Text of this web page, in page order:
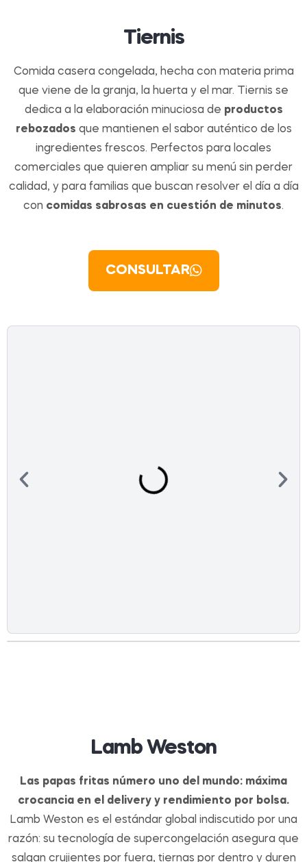
Tiernis
Comida casera congelada, hecha con materia prima
que viene de la granja, la huerta y el mar. Tiernis se
dedica a la elaboración minuciosa de productos
rebozados que mantienen el sabor auténtico de los
ingredientes frescos. Perfectos para locales
comerciales que quieren ampliar su menú sin perder
calidad, y para familias que buscan resolver el día a día
con comidas sabrosas en cuestión de minutos.
CONSULTAR
Lamb Weston
Las papas fritas número uno del mundo: máxima
crocancia en el delivery y rendimiento por bolsa.
Lamb Weston es el estándar global indiscutido por una
razón: su tecnología de supercongelación asegura que
salgan crujientes por fuera, tiernas por dentro y duren